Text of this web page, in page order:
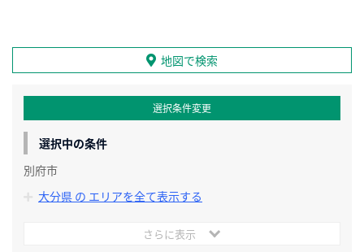
地図で検索
選択条件変更
選択中の条件
別府市
大分県 の エリアを全て表示する
さらに表示